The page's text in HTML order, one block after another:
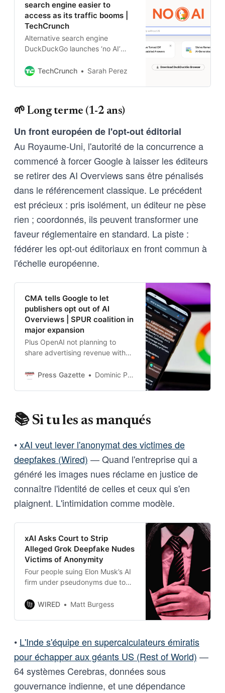
search engine easier to
access as its traffic booms |
TechCrunch
Alternative search engine
DuckDuckGo launches ‘no AI’
Firefox users.
TechCrunch Sarah Perez
🌱 Long terme (1-2 ans)
Un front européen de l'opt-out éditorial
Au Royaume-Uni, l'autorité de la concurrence a
commencé à forcer Google à laisser les éditeurs
se retirer des AI Overviews sans être pénalisés
dans le référencement classique. Le précédent
est précieux : pris isolément, un éditeur ne pèse
rien ; coordonnés, ils peuvent transformer une
faveur réglementaire en standard. La piste :
fédérer les opt-out éditoriaux en front commun à
l'échelle européenne.
CMA tells Google to let
publishers opt out of AI
Overviews | SPUR coalition in
major expansion
Plus OpenAI not planning to
share advertising revenue with
Press Gazette
Dominic Ponsford
📚 Si tu les as manqués
•xAI veut lever l'anonymat des victimes de
deepfakes (Wired) — Quand l'entreprise qui a
généré les images nues réclame en justice de
connaître l'identité de celles et ceux qui s'en
plaignent. L'intimidation comme modèle.
xAI Asks Court to Strip
Alleged Grok Deepfake Nudes
Victims of Anonymity
Four people suing Elon Musk’s AI
firm under pseudonyms due to
face a difficult choice: Reveal
WIRED Matt Burgess
• L'Inde s'équipe en supercalculateurs émiratis
pour échapper aux géants US (Rest of World) —
64 systèmes Cerebras, données sous
gouvernance indienne, et une dépendance